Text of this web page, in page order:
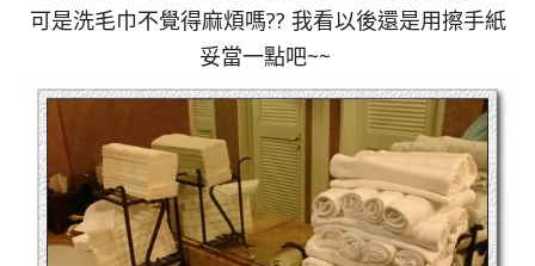
可是洗毛巾不覺得麻煩嗎?? 我看以後還是用擦手紙
妥當一點吧~~